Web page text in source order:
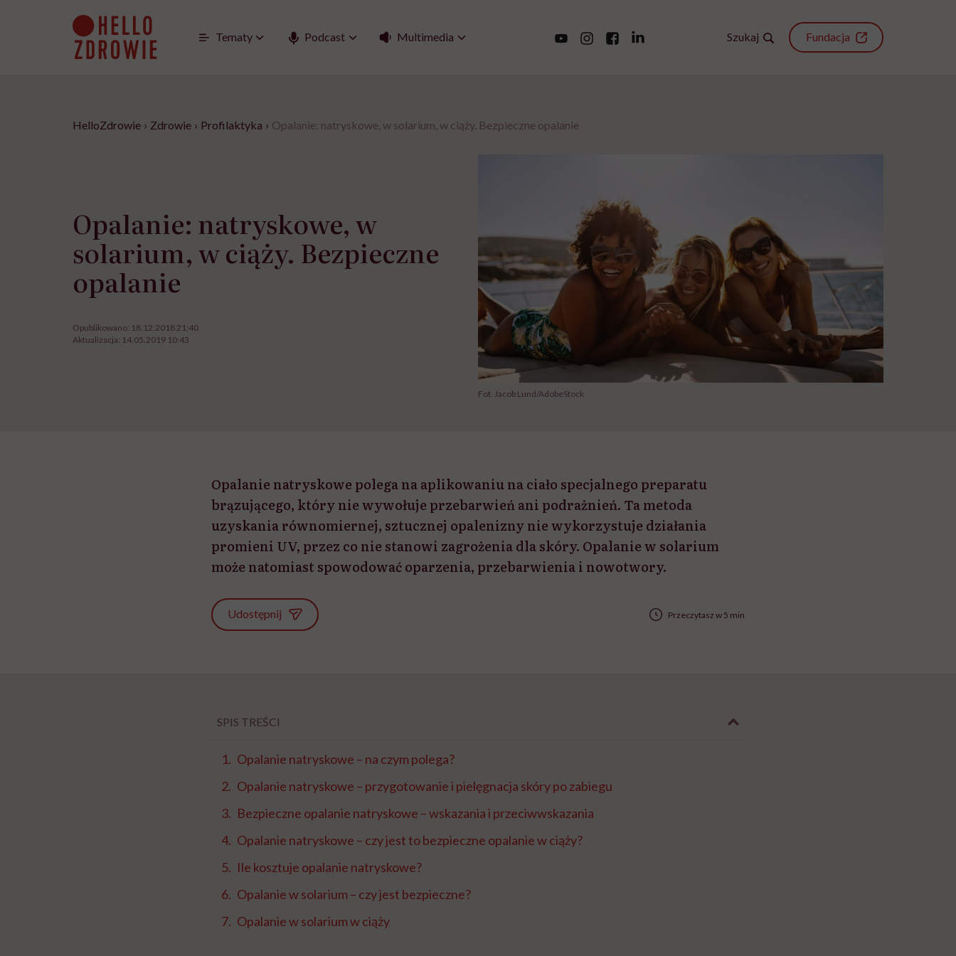
Tematy Podcast Multimedia Szukaj Fundacja
HelloZdrowie › Zdrowie › Profilaktyka › Opalanie: natryskowe, w solarium, w ciąży. Bezpieczne opalanie
Opalanie: natryskowe, w
solarium, w ciąży. Bezpieczne
opalanie
Opublikowano: 18.12.2018 21:40
Aktualizacja: 14.05.2019 10:43
Fot. Jacob Lund/AdobeStock
Opalanie natryskowe polega na aplikowaniu na ciało specjalnego preparatu
brązującego, który nie wywołuje przebarwień ani podrażnień. Ta metoda
uzyskania równomiernej, sztucznej opalenizny nie wykorzystuje działania
promieni UV, przez co nie stanowi zagrożenia dla skóry. Opalanie w solarium
może natomiast spowodować oparzenia, przebarwienia i nowotwory.
Udostępnij Przeczytasz w 5 min
SPIS TREŚCI
Opalanie natryskowe – na czym polega?
Opalanie natryskowe – przygotowanie i pielęgnacja skóry po zabiegu
Bezpieczne opalanie natryskowe – wskazania i przeciwwskazania
Opalanie natryskowe – czy jest to bezpieczne opalanie w ciąży?
Ile kosztuje opalanie natryskowe?
Opalanie w solarium – czy jest bezpieczne?
Opalanie w solarium w ciąży